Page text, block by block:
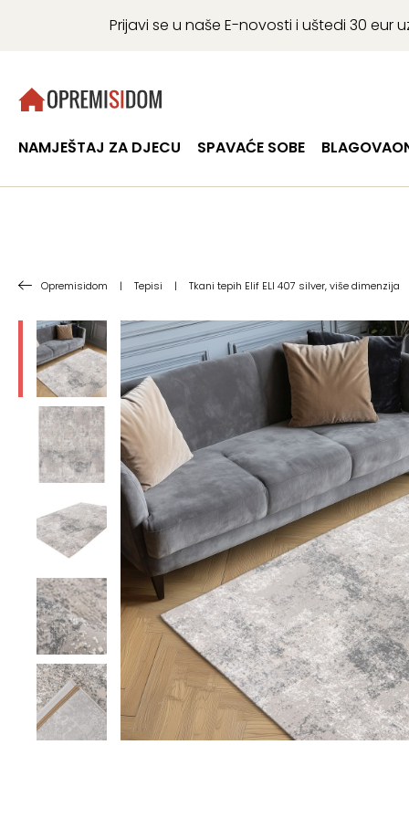
Prijavi se u naše E-novosti i uštedi 30
NAMJEŠTAJ ZA DJECU SPAVAĆE SOBE
Opremisidom | Tepisi | Tkani tepih Elif ELI 407 silver, više dimenzija